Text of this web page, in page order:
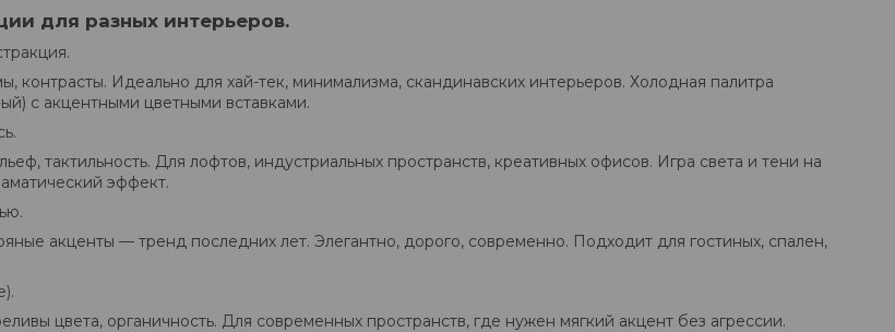
для разных интерьеров.
контрасты. Идеально для хай-тек, минимализма, скандинавских интерьеров. Холодная палитра
с акцентными цветными вставками.
тактильность. Для лофтов, индустриальных пространств, креативных офисов. Игра света и тени на
эффект.
акценты — тренд последних лет. Элегантно, дорого, современно. Подходит для гостиных, спален,
цвета, органичность. Для современных пространств, где нужен мягкий акцент без агрессии.